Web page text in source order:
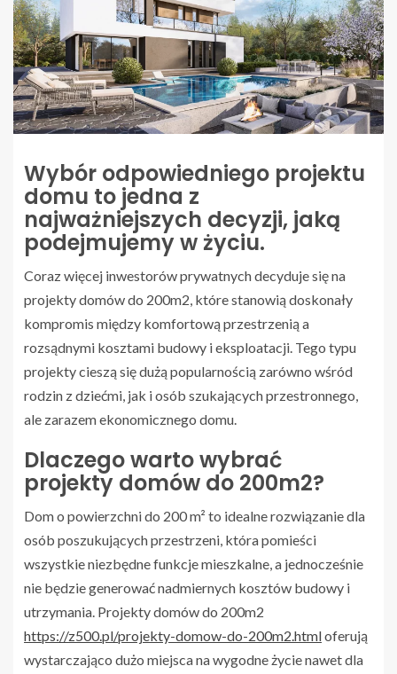
Wybór odpowiedniego projektu
domu to jedna z
najważniejszych decyzji, jaką
podejmujemy w życiu.
Coraz więcej inwestorów prywatnych decyduje się na
projekty domów do 200m2, które stanowią doskonały
kompromis między komfortową przestrzenią a
rozsądnymi kosztami budowy i eksploatacji. Tego typu
projekty cieszą się dużą popularnością zarówno wśród
rodzin z dziećmi, jak i osób szukających przestronnego,
ale zarazem ekonomicznego domu.
Dlaczego warto wybrać
projekty domów do 200m2?
Dom o powierzchni do 200 m² to idealne rozwiązanie dla
osób poszukujących przestrzeni, która pomieści
wszystkie niezbędne funkcje mieszkalne, a jednocześnie
nie będzie generować nadmiernych kosztów budowy i
utrzymania. Projekty domów do 200m2
https://z500.pl/projekty-domow-do-200m2.htmloferują
wystarczająco dużo miejsca na wygodne życie nawet dla